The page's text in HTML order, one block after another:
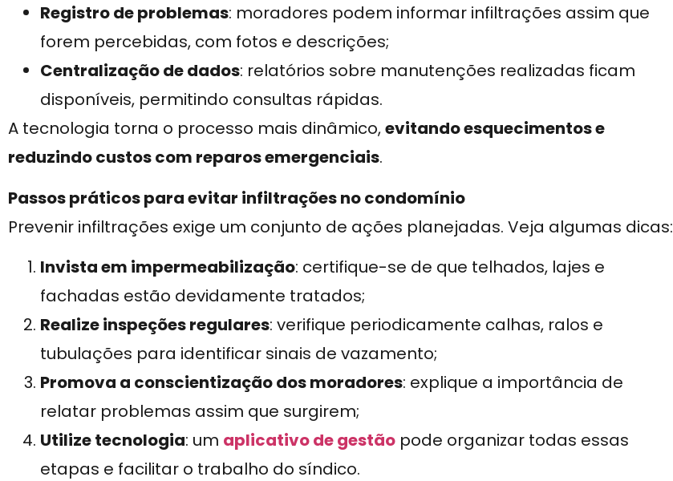
Registro de problemas: moradores podem informar infiltrações assim que
forem percebidas, com fotos e descrições;
Centralização de dados: relatórios sobre manutenções realizadas ficam
disponíveis, permitindo consultas rápidas.
A tecnologia torna o processo mais dinâmico,evitando esquecimentos e
reduzindo custos com reparos emergenciais.
Passos práticos para evitar infiltrações no condomínio
Prevenir infiltrações exige um conjunto de ações planejadas. Veja algumas dicas:
Invista em impermeabilização: certifique-se de que telhados, lajes e
fachadas estão devidamente tratados;
Realize inspeções regulares: verifique periodicamente calhas, ralos e
tubulações para identificar sinais de vazamento;
Promova a conscientização dos moradores: explique a importância de
relatar problemas assim que surgirem;
Utilize tecnologia: um aplicativo de gestão pode organizar todas essas
etapas e facilitar o trabalho do síndico.